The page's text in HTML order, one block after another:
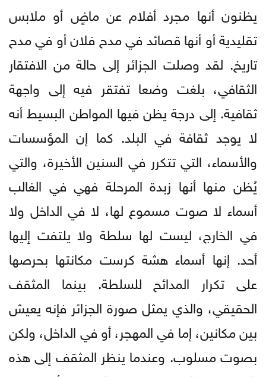
يظنون أنها مجرد أفلام عن ماضٍ أو ملابس
تقليدية أو أنها قصائد في مدح فلان أو في مدح
تاريخ. لقد وصلت الجزائر إلى حالة من الافتقار
الثقافي، بلغت وضعا تفتقر فيه إلى واجهة
ثقافية. إلى درجة يظن فيها المواطن البسيط أنه
لا يوجد ثقافة في البلد. كما إن المؤسسات
والأسماء، التي تتكرر في السنين الأخيرة، والتي
يُظن منها أنها زبدة المرحلة فهي في الغالب
أسماء لا صوت مسموع لها، لا في الداخل ولا
في الخارج، ليست لها سلطة ولا يلتفت إليها
أحد. إنها أسماء هشة كرست مكانتها بحرصها
على تكرار المدائح للسلطة. بينما المثقف
الحقيقي، والذي يمثل صورة الجزائر فإنه يعيش
بين مكانين، إما في المهجر، أو في الداخل، ولكن
بصوت مسلوب. وعندما ينظر المثقف إلى هذه